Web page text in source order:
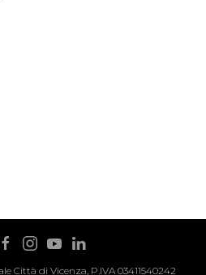
Città di Vicenza, P.IVA 03411540242